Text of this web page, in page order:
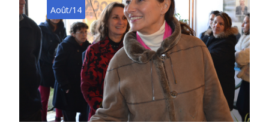
Août/14